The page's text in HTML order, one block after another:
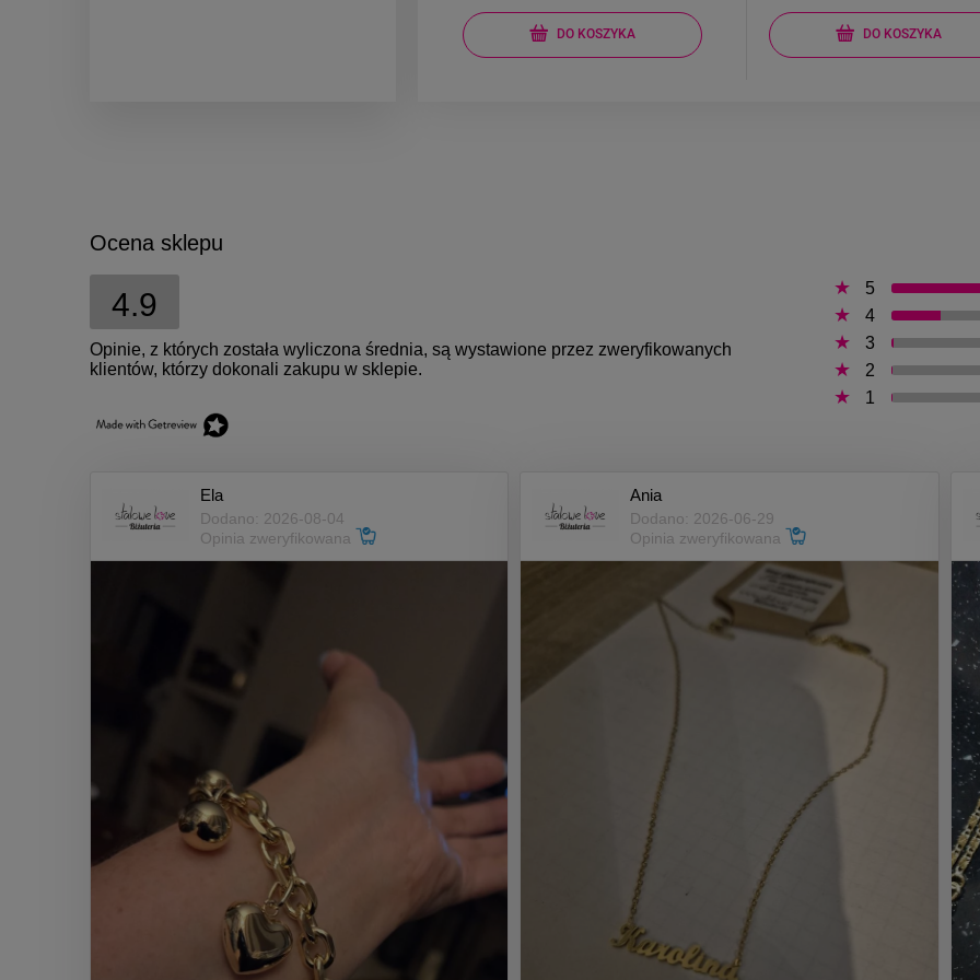
DO KOSZYKA DO KOSZYKA
Ocena sklepu
4.9
Opinie, z których została wyliczona średnia, są wystawione przez zweryfikowanych
klientów, którzy dokonali zakupu w sklepie.
5
4
3
2
1
Ela
Dodano: 2026-08-04
Opinia zweryfikowana
Ania
Dodano: 2026-06-29
Opinia zweryfikowana